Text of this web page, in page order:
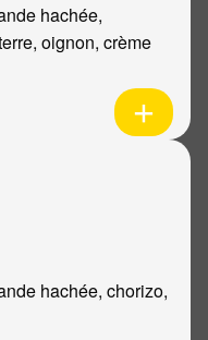
hachée,
oignon, crème
hachée, chorizo,